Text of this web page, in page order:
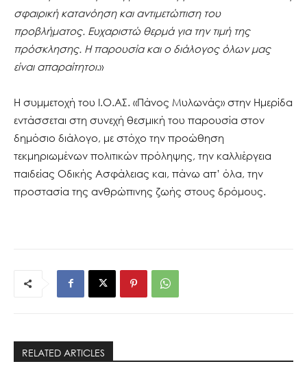
σφαιρική κατανόηση και αντιμετώπιση του
προβλήματος. Ευχαριστώ θερμά για την τιμή της
πρόσκλησης. Η παρουσία και ο διάλογος όλων μας
είναι απαραίτητοι.»
Η συμμετοχή του Ι.Ο.ΑΣ. «Πάνος Μυλωνάς» στην Ημερίδα
εντάσσεται στη συνεχή θεσμική του παρουσία στον
δημόσιο διάλογο, με στόχο την προώθηση
τεκμηριωμένων πολιτικών πρόληψης, την καλλιέργεια
παιδείας Οδικής Ασφάλειας και, πάνω απ’ όλα, την
προστασία της ανθρώπινης ζωής στους δρόμους.
RELATED ARTICLES